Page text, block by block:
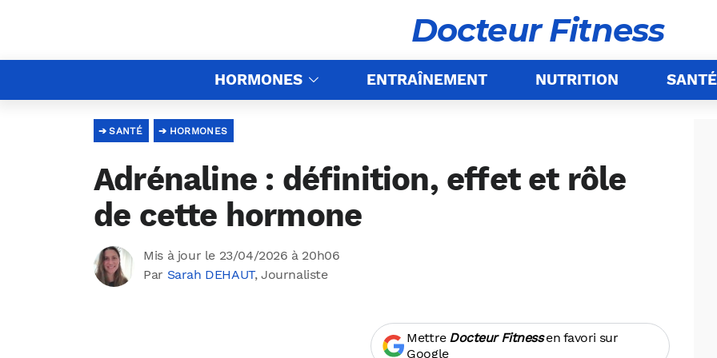
Docteur Fitness
HORMONES ENTRAÎNEMENT NUTRITION SANTÉ
HORMONES
SANTÉ
Adrénaline : définition, effet et rôle
de cette hormone
Mis à jour le 23/04/2026 à 20h06
Par Sarah DEHAUT, Journaliste
Mettre Docteur Fitnessen favori sur
Google